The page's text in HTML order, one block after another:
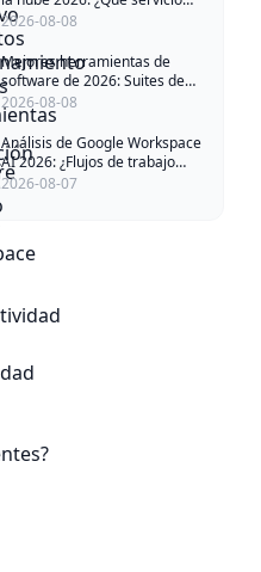
gana?
2026-08-08
Mejores herramientas de
software de 2026: Suites de
productividad y creatividad
con IA
2026-08-08
Análisis de Google Workspace
AI 2026: ¿Flujos de trabajo
más inteligentes?
2026-08-07